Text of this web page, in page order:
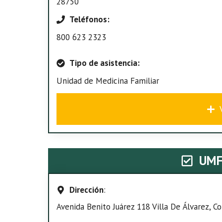
Teléfonos:
800 623 2323
Tipo de asistencia:
Unidad de Medicina Familiar
Dirección:
Avenida Benito Juárez 118 Villa De Álvarez,